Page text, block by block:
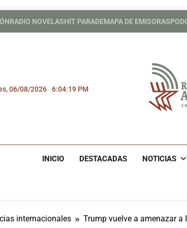
RADIO NOVELASHIT PARADEMAPA DE EMISORAS
06/08/2026 6:04:21 PM
INICIO DESTACADAS NOTICIAS
internacionales Trump vuelve a amenazar a